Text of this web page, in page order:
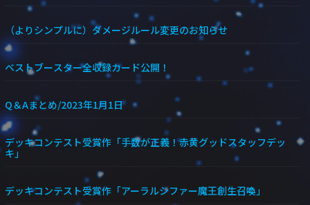
（よりシンプルに）ダメージルール変更のお知らせ
ベストブースター全収録カード公開！
Q＆Aまとめ/2023年1月1日
デッキコンテスト受賞作「手数が正義！赤黄グッドスタッフデッ
キ」
デッキコンテスト受賞作「アーラルシファー魔王創生召喚」